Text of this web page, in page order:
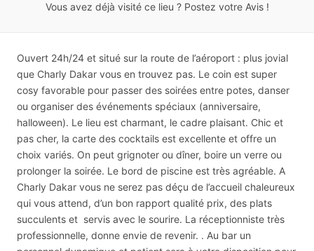
Vous avez déjà visité ce lieu ? Postez votre Avis !
Ouvert 24h/24 et situé sur la route de l’aéroport : plus jovial
que Charly Dakar vous en trouvez pas. Le coin est super
cosy favorable pour passer des soirées entre potes, danser
ou organiser des événements spéciaux (anniversaire,
halloween). Le lieu est charmant, le cadre plaisant. Chic et
pas cher, la carte des cocktails est excellente et offre un
choix variés. On peut grignoter ou dîner, boire un verre ou
prolonger la soirée. Le bord de piscine est très agréable. A
Charly Dakar vous ne serez pas déçu de l’accueil chaleureux
qui vous attend, d’un bon rapport qualité prix, des plats
succulents et servis avec le sourire. La réceptionniste très
professionnelle, donne envie de revenir. . Au bar un